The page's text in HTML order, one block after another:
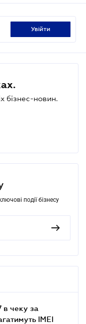
увійти
бізнес-новин.
події бізнесу
в чеку за
IMEI